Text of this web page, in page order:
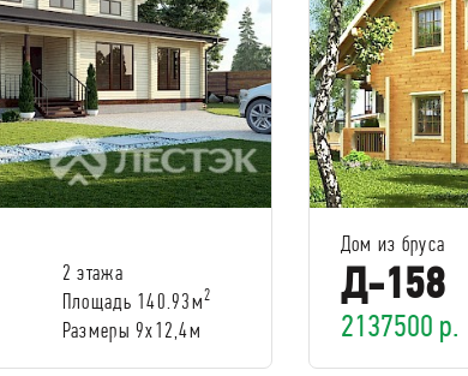
2 этажа
Площадь 140.93м2
Размеры 9x12,4м
Дом из бруса
Д-158
2137500 р.